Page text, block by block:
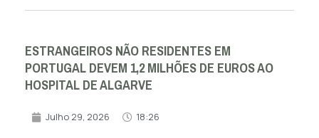
ESTRANGEIROS NÃO RESIDENTES EM
PORTUGAL DEVEM 1,2 MILHÕES DE EUROS AO
HOSPITAL DE ALGARVE
Julho 29, 2026 18:26